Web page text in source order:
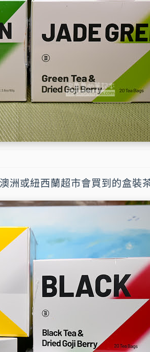
洲或紐西蘭超市會買到的盒裝